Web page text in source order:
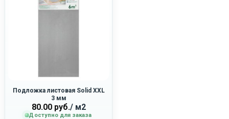
Подложка листовая Solid XXL
3 мм
80.00руб./ м2
Доступно для заказа